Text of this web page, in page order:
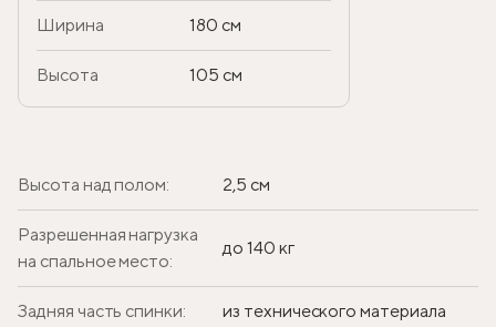
Ширина 180 см
Высота 105 см
Высота над полом: 2,5 см
Разрешенная нагрузка
на спальное место:
до 140 кг
Задняя часть спинки: из технического материала